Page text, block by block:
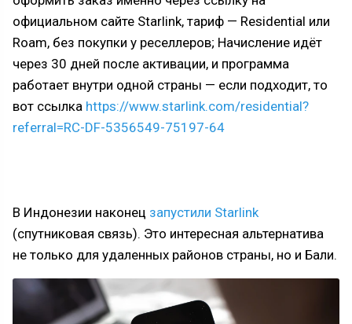
официальном сайте Starlink, тариф — Residential или
Roam, без покупки у реселлеров; Начисление идёт
через 30 дней после активации, и программа
работает внутри одной страны — если подходит, то
вот ссылка https://www.starlink.com/residential?
referral=RC-DF-5356549-75197-64
В Индонезии наконец запустили Starlink
(спутниковая связь). Это интересная альтернатива
не только для удаленных районов страны, но и Бали.